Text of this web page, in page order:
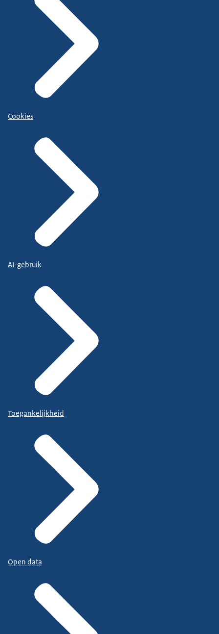
Cookies
AI-gebruik
Toegankelijkheid
Open data